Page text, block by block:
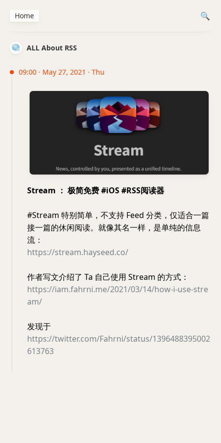
ALL About RSS
09:00 · May 27, 2021 · Thu
Stream ： 极简免费 #iOS #RSS阅读器
#Stream 特别简单，不支持 Feed 分类，仅适合一篇
接一篇的休闲阅读。就像其名一样，是单纯的信息
流：
https://stream.hayseed.co/
作者写文介绍了 Ta 自己使用 Stream 的方式：
https://iam.fahrni.me/2021/03/14/how-i-use-stre
am/
发现于
https://twitter.com/Fahrni/status/1396488395002
613763
Home